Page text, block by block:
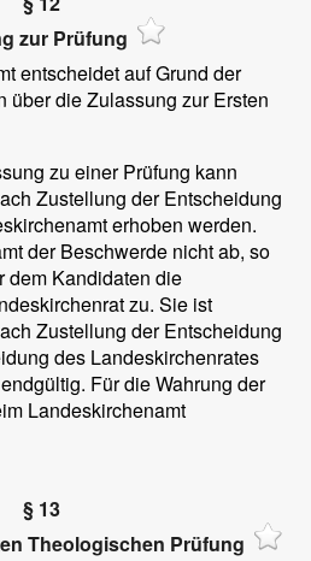
zur Prüfung
entscheidet auf Grund der
über die Zulassung zur Ersten
zu einer Prüfung kann
Zustellung der Entscheidung
erhoben werden.
der Beschwerde nicht ab, so
dem Kandidaten die
zu. Sie ist
Zustellung der Entscheidung
des Landeskirchenrates
Für die Wahrung der
Landeskirchenamt
§ 13
Theologischen Prüfung